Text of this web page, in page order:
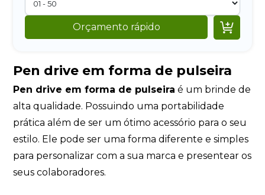
Orçamento rápido 
Pen drive em forma de pulseira
Pen drive em forma de pulseira é um brinde de
alta qualidade. Possuindo uma portabilidade
prática além de ser um ótimo acessório para o seu
estilo. Ele pode ser uma forma diferente e simples
para personalizar com a sua marca e presentear os
seus colaboradores.